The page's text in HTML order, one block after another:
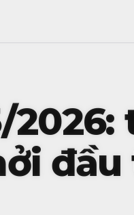
2026:
đầu